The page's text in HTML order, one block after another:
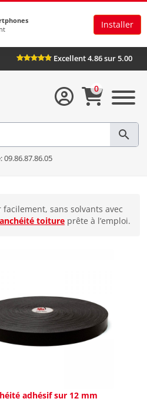
Installer
Excellent 4.86 sur
09.86.87.86.05
0
facilement, sans solvants avec
toiture prête à l’emploi.
adhésif sur 12 mm